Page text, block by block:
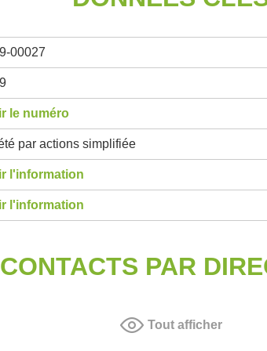
00027
le numéro
par actions simplifiée
l'information
l'information
CONTACTS PAR
Tout afficher